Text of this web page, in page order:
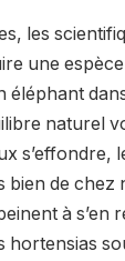
les
une
éléphant
naturel
s’effondre,
bien de chez
à s’en
hortensias